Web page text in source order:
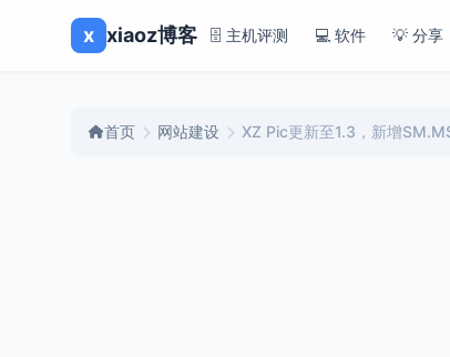
x xiaoz博客 🗄️ 主机评测 💻 软件 💡 分享
首页 网站建设 XZ Pic更新至1.3，新增